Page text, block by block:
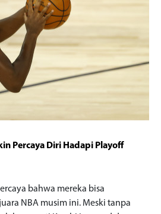
Percaya Diri Hadapi Playoff
bahwa mereka bisa
NBA musim ini. Meski tanpa